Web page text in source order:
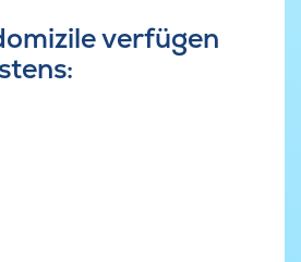
Abende mit Lachen und
werden. Nach
wo der
und Gemütlichkeit verbreitet,
viel Licht
Blick auf die offene
verfügen